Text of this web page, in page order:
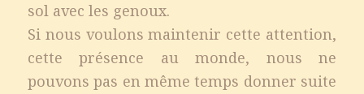
sol avec les genoux.
Si nous voulons maintenir cette attention,
cette présence au monde, nous ne
pouvons pas en même temps donner suite